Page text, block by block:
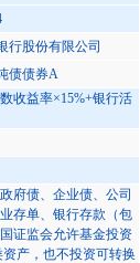
行股份有限公司
债债券A
收益率×15%+银行活
府债、企业债、公司
存单、银行存款（包
证监会允许基金投资
产，也不投资可转换